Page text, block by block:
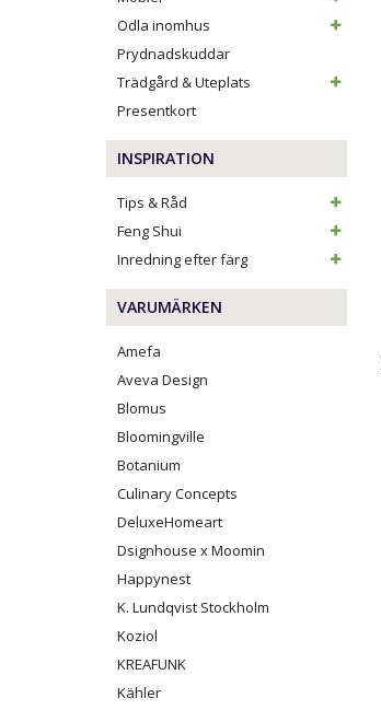
Odla inomhus
Prydnadskuddar
Trädgård & Uteplats
Presentkort
INSPIRATION
Tips & Råd
Feng Shui
Inredning efter färg
VARUMÄRKEN
Amefa
Aveva Design
Blomus
Bloomingville
Botanium
Culinary Concepts
DeluxeHomeart
Dsignhouse x Moomin
Happynest
K. Lundqvist Stockholm
Koziol
KREAFUNK
Kähler
Club No. 11 Ölglas Plastglas 50 cl
299 kr
Lägg i varukorg
Champagnekylare Bläckfisk/Skål